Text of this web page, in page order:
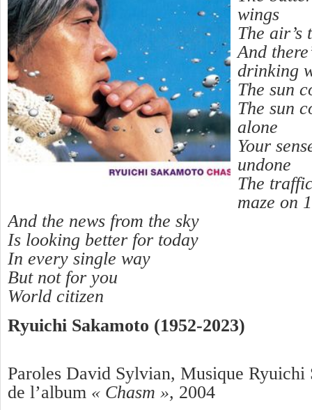
wings
The air’s
And
drinking
The sun
The sun
alone
Your
undone
The
maze on
And the news from the sky
Is looking better for today
In every single way
But not for you
World citizen
Ryuichi Sakamoto (1952-2023)
Paroles David Sylvian, Musique Ryuichi
de l’album « Chasm », 2004